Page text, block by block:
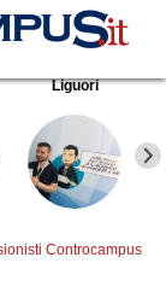
Liguori
Controcampus